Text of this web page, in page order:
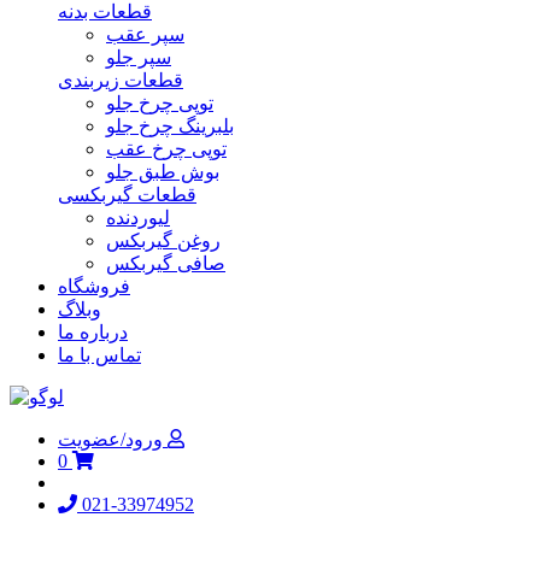
قطعات بدنه
سپر عقب
سپر جلو
قطعات زیربندی
توپی چرخ جلو
بلبرینگ چرخ جلو
توپی چرخ عقب
بوش طبق جلو
قطعات گیربکسی
لیوردنده
روغن گیربکس
صافی گیربکس
فروشگاه
وبلاگ
درباره ما
تماس با ما
0
021-33974952